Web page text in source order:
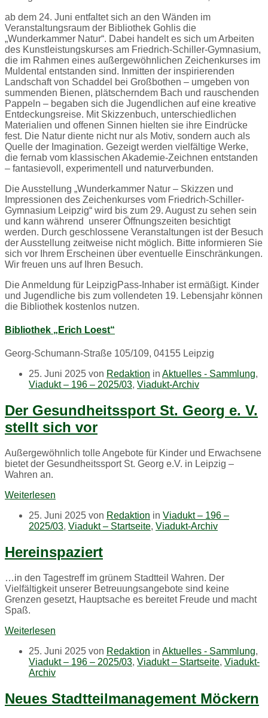
ab dem 24. Juni entfaltet sich an den Wänden im
Veranstaltungsraum der Bibliothek Gohlis die
„Wunderkammer Natur“. Dabei handelt es sich um Arbeiten
des Kunstleistungskurses am Friedrich-Schiller-Gymnasium,
die im Rahmen eines außergewöhnlichen Zeichenkurses im
Muldental entstanden sind. Inmitten der inspirierenden
Landschaft von Schaddel bei Großbothen – umgeben von
summenden Bienen, plätscherndem Bach und rauschenden
Pappeln – begaben sich die Jugendlichen auf eine kreative
Entdeckungsreise. Mit Skizzenbuch, unterschiedlichen
Materialien und offenen Sinnen hielten sie ihre Eindrücke
fest. Die Natur diente nicht nur als Motiv, sondern auch als
Quelle der Imagination. Gezeigt werden vielfältige Werke,
die fernab vom klassischen Akademie-Zeichnen entstanden
– fantasievoll, experimentell und naturverbunden.
Die Ausstellung „Wunderkammer Natur – Skizzen und
Impressionen des Zeichenkurses vom Friedrich-Schiller-
Gymnasium Leipzig“ wird bis zum 29. August zu sehen sein
und kann während unserer Öffnungszeiten besichtigt
werden. Durch geschlossene Veranstaltungen ist der Besuch
der Ausstellung zeitweise nicht möglich. Bitte informieren Sie
sich vor Ihrem Erscheinen über eventuelle Einschränkungen.
Wir freuen uns auf Ihren Besuch.
Die Anmeldung für LeipzigPass-Inhaber ist ermäßigt. Kinder
und Jugendliche bis zum vollendeten 19. Lebensjahr können
die Bibliothek kostenlos nutzen.
Bibliothek „Erich Loest“
Georg-Schumann-Straße 105/109, 04155 Leipzig
25. Juni 2025 von Redaktion in Aktuelles - Sammlung,
Viadukt – 196 – 2025/03, Viadukt-Archiv
Der Gesundheitssport St. Georg e. V.
stellt sich vor
Außergewöhnlich tolle Angebote für Kinder und Erwachsene
bietet der Gesundheitssport St. Georg e.V. in Leipzig –
Wahren an.
Weiterlesen
25. Juni 2025 von Redaktion in Viadukt – 196 –
2025/03, Viadukt – Startseite, Viadukt-Archiv
Hereinspaziert
…in den Tagestreff im grünem Stadtteil Wahren. Der
Vielfältigkeit unserer Betreuungsangebote sind keine
Grenzen gesetzt, Hauptsache es bereitet Freude und macht
Spaß.
Weiterlesen
25. Juni 2025 von Redaktion in Aktuelles - Sammlung,
Viadukt – 196 – 2025/03, Viadukt – Startseite, Viadukt-
Archiv
Neues Stadtteilmanagement Möckern